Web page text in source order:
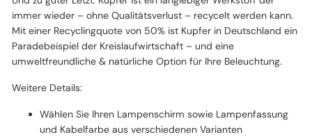
immer wieder – ohne Qualitätsverlust – recycelt werden kann.
Mit einer Recyclingquote von 50% ist Kupfer in Deutschland ein
Paradebeispiel der Kreislaufwirtschaft – und eine
umweltfreundliche & natürliche Option für Ihre Beleuchtung.
Weitere Details:
Wählen Sie Ihren Lampenschirm sowie Lampenfassung
und Kabelfarbe aus verschiedenen Varianten